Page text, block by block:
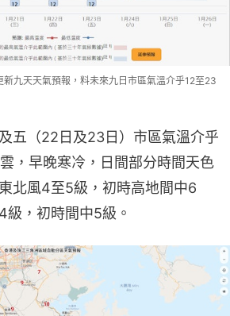
新九天天氣預報，料未來九日市區氣溫介乎12至23
五（22日及23日）市區氣溫介乎
，早晚寒冷，日間部分時間天色
北風4至5級，初時高地間中6
，初時間中5級。